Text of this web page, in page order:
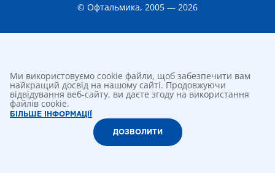
© Офтальмика, 2005 — 2026
Ми використовуємо cookie файли, щоб забезпечити вам
найкращий досвід на нашому сайті. Продовжуючи
відвідування веб-сайту, ви даєте згоду на використання
файлів cookie.
БІЛЬШЕ ІНФОРМАЦІЇ
ДОЗВОЛИТИ